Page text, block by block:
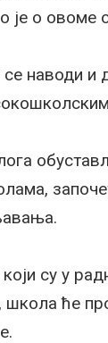
је о овоме
наводи и
су у
ће